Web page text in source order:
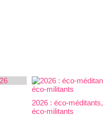
2026 : éco-méditants,
éco-militants